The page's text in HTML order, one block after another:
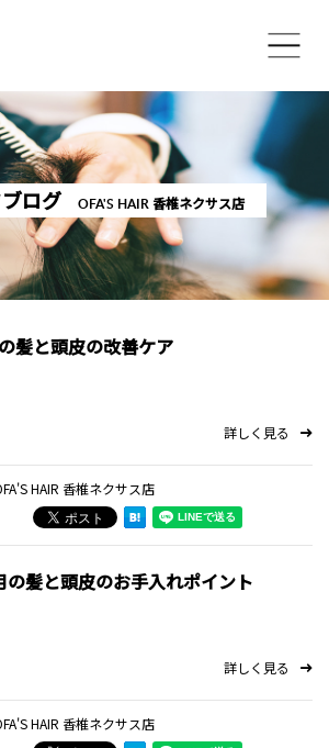
店
ス店
店
ス
ログ OFA'S HAIR 香椎ネクサス店
髪と頭皮の改善ケア
詳しく見る
HAIR 香椎ネクサス店
の髪と頭皮のお手入れポイント
詳しく見る
HAIR 香椎ネクサス店